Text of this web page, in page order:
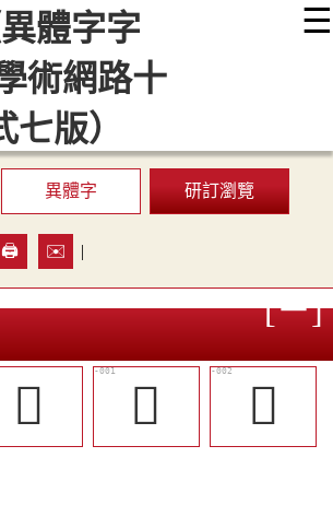
☰
問題 編輯說明
網站導覽
異體字 研訂瀏覽
🖨️ ✉️ |
󷾶 𤚮
𤜀